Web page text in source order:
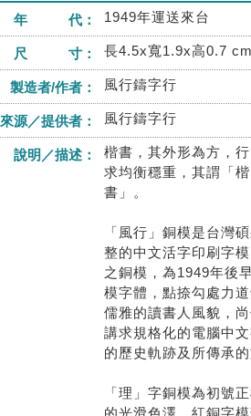
年 代： 1949年運送來台
尺 寸： 長4.5x寬1.9x高0.7 cm
製造者/作者： 風行鑄字行
來源／提供者： 風行鑄字行
說明／描述：
楷書，其外形為方，
求均衡穩重，其謂「
書」。
「風行」銅模是台灣
整的中文活字印刷字
之銅模，為1949年後
模字體，點捺勾處力
儒雅的讀書人風貌，
講求規格化的電腦中
的歷史軌跡及所傳承的
「理」字銅模為初號
的光滑色澤，紅銅字